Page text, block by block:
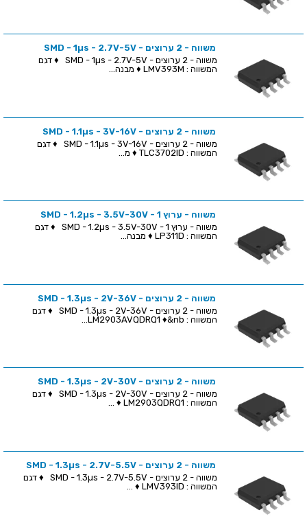
משווה - 2 ערוצים - SMD - 1µs - 2.7V-5V
משווה - 2 ערוצים - SMD - 1µs - 2.7V-5V ♦ דגם
המשווה : LMV393M ♦ מבנה...
משווה - 2 ערוצים - SMD - 1.1µs - 3V-16V
משווה - 2 ערוצים - SMD - 1.1µs - 3V-16V ♦ דגם
המשווה : TLC3702ID ♦ מ...
משווה - ערוץ 1 - SMD - 1.2µs - 3.5V-30V
משווה - ערוץ 1 - SMD - 1.2µs - 3.5V-30V ♦ דגם
המשווה : LP311D ♦ מבנה...
משווה - 2 ערוצים - SMD - 1.3µs - 2V-36V
משווה - 2 ערוצים - SMD - 1.3µs - 2V-36V ♦ דגם
המשווה : LM2903AVQDRQ1 ♦&nb...
משווה - 2 ערוצים - SMD - 1.3µs - 2V-30V
משווה - 2 ערוצים - SMD - 1.3µs - 2V-30V ♦ דגם
המשווה : LM2903QDRQ1 ♦ ...
משווה - 2 ערוצים - SMD - 1.3µs - 2.7V-5.5V
משווה - 2 ערוצים - SMD - 1.3µs - 2.7V-5.5V ♦ דגם
המשווה : LMV393ID ♦ ...